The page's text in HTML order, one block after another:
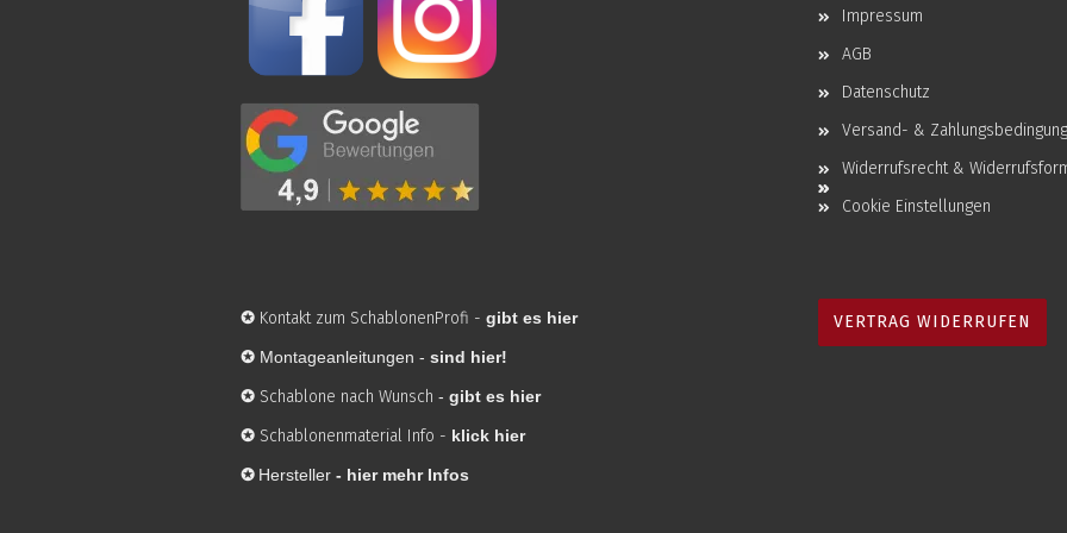
Impressum
AGB
Datenschutz
Versand- &
Widerrufsrecht &
Cookie Einstellungen
✪ Kontakt zum SchablonenProfi - gibt es hier
✪ Montageanleitungen - sind hier!
✪ Schablone nach Wunsch - gibt es hier
✪ Schablonenmaterial Info - klick hier
✪ Hersteller - hier mehr Infos
VERTRAG WIDERRUFEN